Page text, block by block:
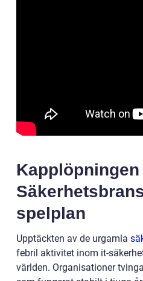
spelplan
Upptäckten av de urgamla
febril aktivitet inom it-
världen. Organisationer